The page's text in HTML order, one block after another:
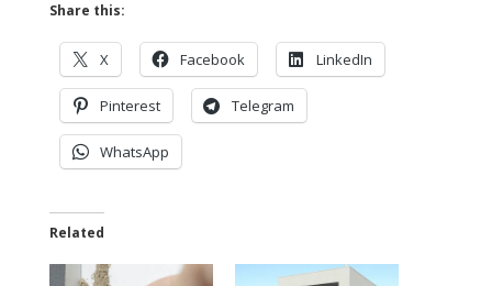
Share this:
X Facebook LinkedIn
Pinterest Telegram
WhatsApp
Related